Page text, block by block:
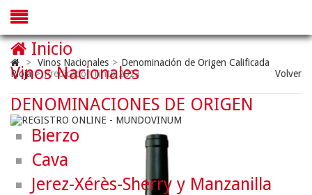
> Vinos Nacionales > Denominación de Origen Calificada
Rioja > Predicador Tinto 2023 Volver
Inicio
Vinos Nacionales
DENOMINACIONES DE ORIGEN
Bierzo
Cava
Jerez-Xérès-Sherry y Manzanilla